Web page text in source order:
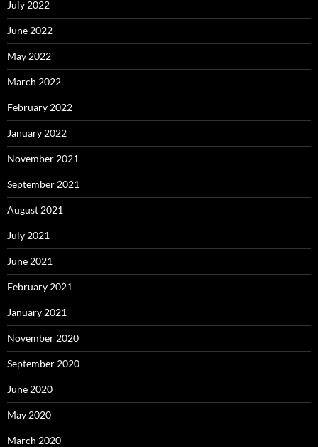
July 2022
June 2022
May 2022
March 2022
February 2022
January 2022
November 2021
September 2021
August 2021
July 2021
June 2021
February 2021
January 2021
November 2020
September 2020
June 2020
May 2020
March 2020